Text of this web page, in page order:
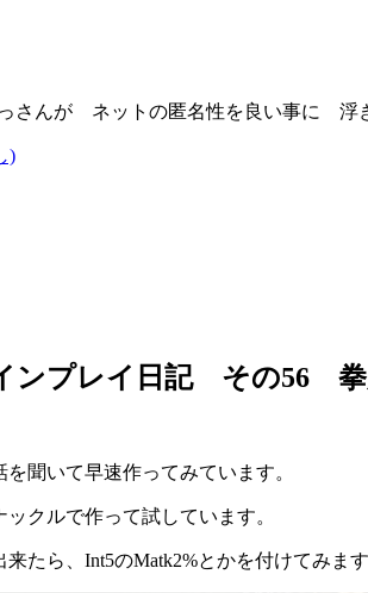
さんが ネットの匿名性を良い事に
)
ンプレイ日記 その56 拳
聞いて早速作ってみています。
クルで作って試しています。
たら、Int5のMatk2%とかを付けてみます